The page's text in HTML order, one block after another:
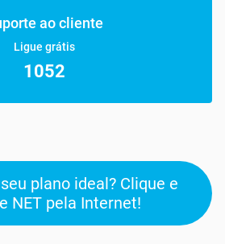
ao cliente
Ligue grátis
1052
plano ideal? Clique e
NET pela Internet!